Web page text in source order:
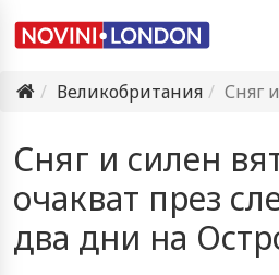
Великобритания
Сняг и
Сняг и силен
очакват през
два дни на